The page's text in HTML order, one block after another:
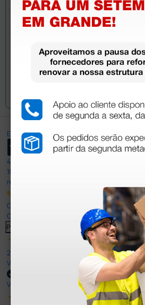
colegas que já adquiriram este
Excellent
4,8
165
reviews
Our 4 and 5 star reviews.
Click here to read them all >
Previous
27 Jul 2026
Very good
Verified buyer